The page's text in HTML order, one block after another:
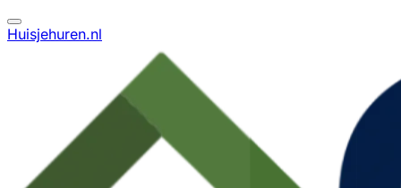
Huisjehuren.nl